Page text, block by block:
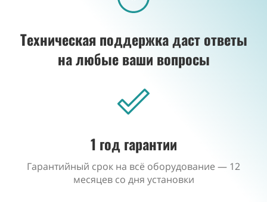
Техническая поддержка даст ответы
на любые ваши вопросы
1 год гарантии
Гарантийный срок на всё оборудование — 12
месяцев со дня установки